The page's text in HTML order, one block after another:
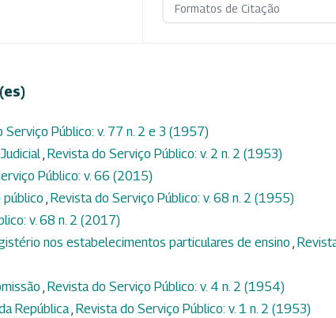
Formatos de Citação
Serviço Público: v. 77 n. 2 e 3 (1957)
, Revista do Serviço Público: v. 2 n. 2 (1953)
Público: v. 66 (2015)
público , Revista do Serviço Público: v. 68 n. 2 (1955)
v. 68 n. 2 (2017)
nos estabelecimentos particulares de ensino ,
, Revista do Serviço Público: v. 4 n. 2 (1954)
República, Revista do Serviço Público: v. 1 n. 2 (1953)